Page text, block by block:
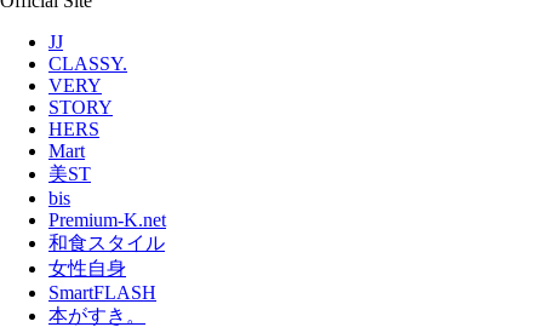
JJ
CLASSY.
VERY
STORY
HERS
Mart
美ST
bis
Premium-K.net
和食スタイル
女性自身
SmartFLASH
本がすき。